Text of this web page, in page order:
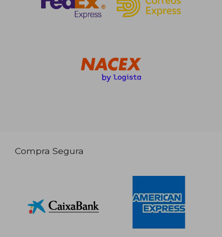
Compra Segura